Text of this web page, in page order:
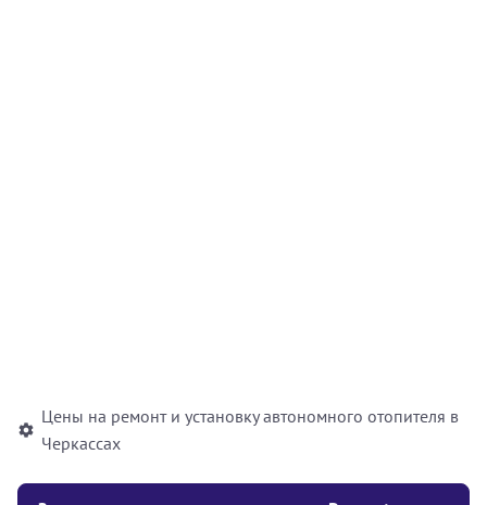
Цены на ремонт и установку автономного отопителя в
Черкассах